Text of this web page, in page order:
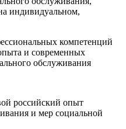
индивидуальном,
компетенций
и современных
обслуживания
российский опыт
и мер социальной